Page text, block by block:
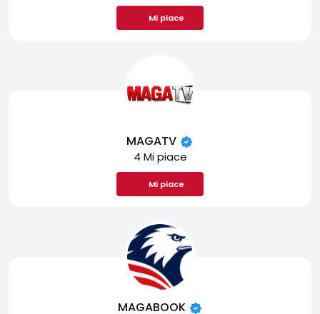
Mi piace
MAGATV
4 Mi piace
Mi piace
MAGABOOK